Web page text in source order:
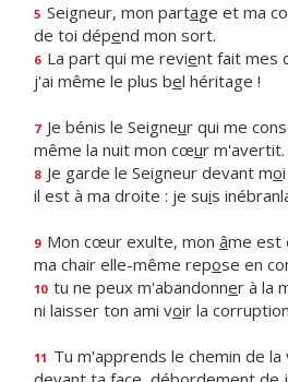
5 Seigneur, mon partage et ma
de toi dépend mon sort.
6 La part qui me revient fait mes
j'ai même le plus bel héritage !
7 Je bénis le Seigneur qui me
même la nuit mon cœur m'avertit.
8 Je garde le Seigneur devant mo
il est à ma droite : je suis
9 Mon cœur exulte, mon âme est
ma chair elle-même repose en
10 tu ne peux m'abandonner à la
ni laisser ton ami voir la
11 Tu m'apprends le chemin de la